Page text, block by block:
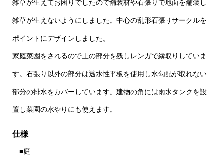
雑草が生えてお困りでしたので舗装材や石張りで地面を舗装し
雑草が生えないようにしました。中心の乱形石張りサークルを
ポイントにデザインしました。
家庭菜園をされるので土の部分を残しレンガで縁取りしていま
す。石張り以外の部分は透水性平板を使用し水勾配が取れない
部分の排水をカバーしています。建物の角には雨水タンクを設
置し菜園の水やりにも使えます。
仕様
■庭